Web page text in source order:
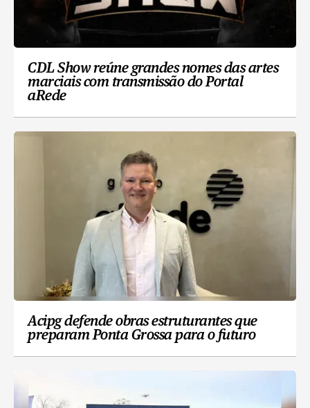
CDL Show reúne grandes nomes das artes
marciais com transmissão do Portal
aRede
Acipg defende obras estruturantes que
preparam Ponta Grossa para o futuro